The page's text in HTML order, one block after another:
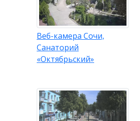
Веб-камера Сочи,
Санаторий
«Октябрьский»